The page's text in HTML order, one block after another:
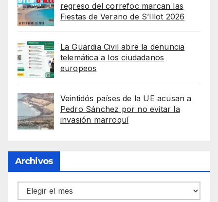
regreso del correfoc marcan las
Fiestas de Verano de S’Illot 2026
La Guardia Civil abre la denuncia
telemática a los ciudadanos
europeos
Veintidós países de la UE acusan a
Pedro Sánchez por no evitar la
invasión marroquí
Archivos
Archivos